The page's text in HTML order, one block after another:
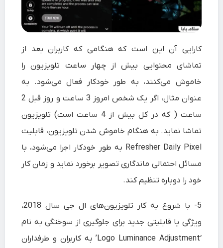
کارایی آن این است که هنگامی که کاربران بعد از
تماشای محتوایی بیش از چهار ساعت تلویزیون را
خاموش می‌کنند، به طور خودکار فعال می‌شود. به
عنوان مثال، اگر یک شخص امروز 3 ساعت و روز قبل 2
ساعت ( که در کل بیش از 4 ساعت است) تلویزیون
تماشا نماید. به هنگام خاموش شدن تلویزیون، قابلیت
Refresher Daily Pixel به طور خودکار اجرا می‌شود، با
مسائل احتمالی ماندگاری تصویر برخورد نماید و زمان کار
خود را دوباره تنظیم کند.
5-
با شروع به کار تلویزیون‌های ال جی سال 2018،
ویژگی یا قابلیتی جدید برای جلوگیری از سوختگی به نام
‘Logo Luminance Adjustment’ به کاربران و طرفداران